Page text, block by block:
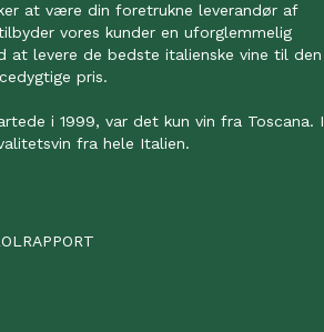
at være din foretrukne leverandør af
vores kunder en uforglemmelig
at levere de bedste italienske vine til den
pris.
i 1999, var det kun vin fra Toscana. I
fra hele Italien.